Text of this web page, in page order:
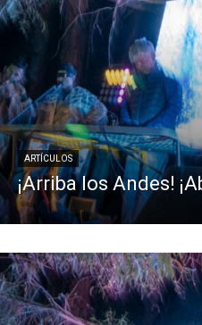
ARTÍCULOS
¡Arriba los Andes!